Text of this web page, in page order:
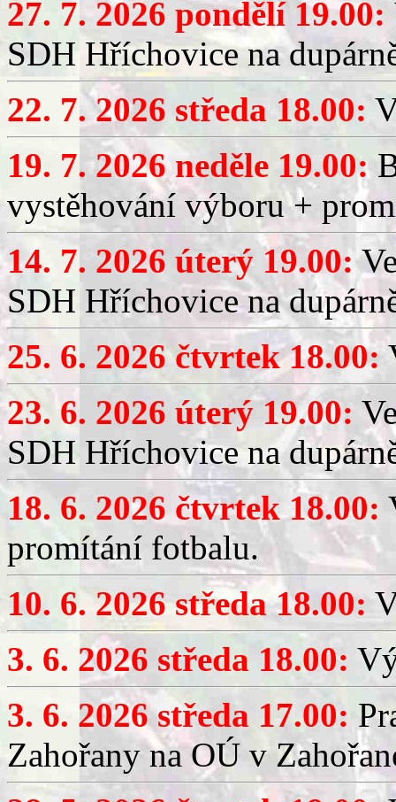
27. 7. 2026 pondělí 19.00:
SDH Hříchovice na
22. 7. 2026 středa 18.00:
19. 7. 2026 neděle 19.00:
vystěhování výboru +
14. 7. 2026 úterý 19.00:
SDH Hříchovice na
25. 6. 2026 čtvrtek 18.00:
23. 6. 2026 úterý 19.00:
SDH Hříchovice na
18. 6. 2026 čtvrtek 18.00:
promítání fotbalu.
10. 6. 2026 středa 18.00:
3. 6. 2026 středa 18.00:
3. 6. 2026 středa 17.00:
Zahořany na OÚ v